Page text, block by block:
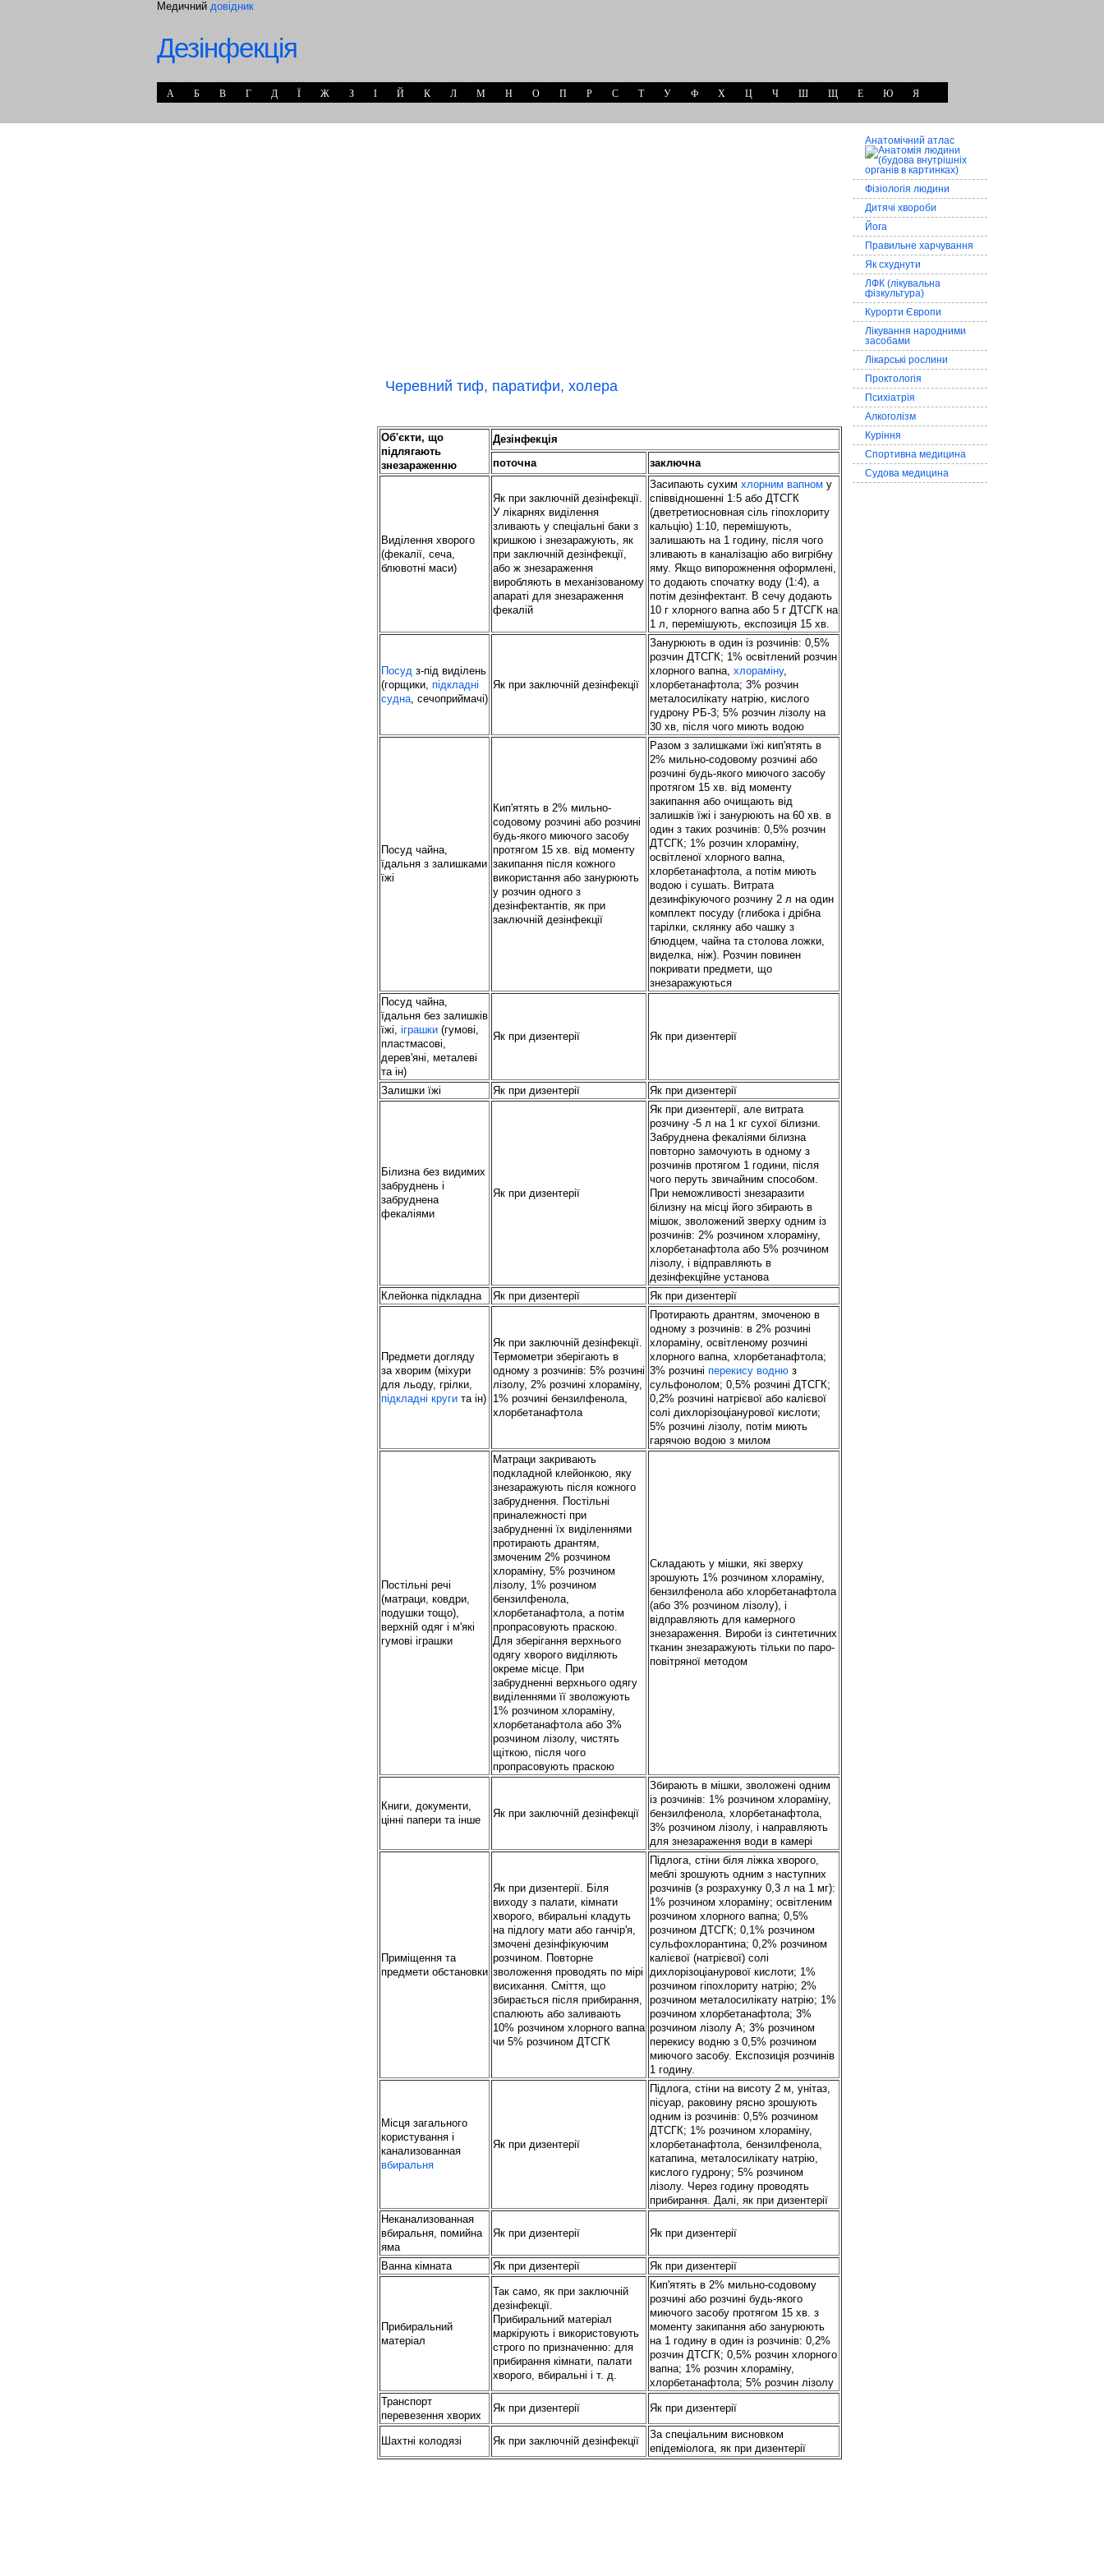
Медичнийдовідник
Дезінфекція
А Б В Г Д Ї Ж З І Й К Л М Н О П Р С Т У Ф Х Ц Ч Ш Щ Е Ю Я
Черевний тиф, паратифи, холера
Об'єкти, що
підлягають
знезараженню
Дезінфекція
поточна
заключна
Виділення хворого
(фекалії, сеча,
блювотні маси)
Як при заключній дезінфекції.
У лікарнях виділення
зливають у спеціальні баки з
кришкою і знезаражують, як
при заключній дезінфекції,
або ж знезараження
виробляють в механізованому
апараті для знезараження
фекалій
Засипають сухим хлорним вапном у
співвідношенні 1:5 або ДТСГК
(дветретиосновная сіль гіпохлориту
кальцію) 1:10, перемішують,
залишають на 1 годину, після чого
зливають в каналізацію або вигрібну
яму. Якщо випорожнення оформлені,
то додають спочатку воду (1:4), а
потім дезінфектант. В сечу додають
10 г хлорного вапна або 5 г ДТСГК на
1 л, перемішують, експозиція 15 хв.
Посуд з-під виділень
(горщики, підкладні
судна, сечоприймачі)
Як при заключній дезінфекції
Занурюють в один із розчинів: 0,5%
розчин ДТСГК; 1% освітлений розчин
хлорного вапна, хлораміну,
хлорбетанафтола; 3% розчин
металосилікату натрію, кислого
гудрону РБ-3; 5% розчин лізолу на
30 хв, після чого миють водою
Посуд чайна,
їдальня з залишками
їжі
Кип'ятять в 2% мильно-
содовому розчині або розчині
будь-якого миючого засобу
протягом 15 хв. від моменту
закипання після кожного
використання або занурюють
у розчин одного з
дезінфектантів, як при
заключній дезінфекції
Разом з залишками їжі кип'ятять в
2% мильно-содовому розчині або
розчині будь-якого миючого засобу
протягом 15 хв. від моменту
закипання або очищають від
залишків їжі і занурюють на 60 хв. в
один з таких розчинів: 0,5% розчин
ДТСГК; 1% розчин хлораміну,
освітленої хлорного вапна,
хлорбетанафтола, а потім миють
водою і сушать. Витрата
дезинфікуючого розчину 2 л на один
комплект посуду (глибока і дрібна
тарілки, склянку або чашку з
блюдцем, чайна та столова ложки,
виделка, ніж). Розчин повинен
покривати предмети, що
знезаражуються
Посуд чайна,
їдальня без залишків
їжі, іграшки (гумові,
пластмасові,
дерев'яні, металеві
та ін)
Як при дизентерії Як при дизентерії
Залишки їжі Як при дизентерії Як при дизентерії
Білизна без видимих
забруднень і
забруднена
фекаліями
Як при дизентерії
Як при дизентерії, але витрата
розчину -5 л на 1 кг сухої білизни.
Забруднена фекаліями білизна
повторно замочують в одному з
розчинів протягом 1 години, після
чого перуть звичайним способом.
При неможливості знезаразити
білизну на місці його збирають в
мішок, зволожений зверху одним із
розчинів: 2% розчином хлораміну,
хлорбетанафтола або 5% розчином
лізолу, і відправляють в
дезінфекційне установа
Клейонка підкладна
Як при дизентерії Як при дизентерії
Предмети догляду
за хворим (міхури
для льоду, грілки,
підкладні круги та ін)
Як при заключній дезінфекції.
Термометри зберігають в
одному з розчинів: 5% розчині
лізолу, 2% розчині хлораміну,
1% розчині бензилфенола,
хлорбетанафтола
Протирають дрантям, змоченою в
одному з розчинів: в 2% розчині
хлораміну, освітленому розчині
хлорного вапна, хлорбетанафтола;
3% розчині перекису водню з
сульфонолом; 0,5% розчині ДТСГК;
0,2% розчині натрієвої або калієвої
солі дихлорізоціанурової кислоти;
5% розчині лізолу, потім миють
гарячою водою з милом
Постільні речі
(матраци, ковдри,
подушки тощо),
верхній одяг і м'які
гумові іграшки
Матраци закривають
подкладной клейонкою, яку
знезаражують після кожного
забруднення. Постільні
приналежності при
забрудненні їх виділеннями
протирають дрантям,
змоченим 2% розчином
хлораміну, 5% розчином
лізолу, 1% розчином
бензилфенола,
хлорбетанафтола, а потім
пропрасовують праскою.
Для зберігання верхнього
одягу хворого виділяють
окреме місце. При
забрудненні верхнього одягу
виділеннями її зволожують
1% розчином хлораміну,
хлорбетанафтола або 3%
розчином лізолу, чистять
щіткою, після чого
пропрасовують праскою
Складають у мішки, які зверху
зрошують 1% розчином хлораміну,
бензилфенола або хлорбетанафтола
(або 3% розчином лізолу), і
відправляють для камерного
знезараження. Вироби із синтетичних
тканин знезаражують тільки по паро-
повітряної методом
Книги, документи,
цінні папери та інше
Як при заключній дезінфекції
Збирають в мішки, зволожені одним
із розчинів: 1% розчином хлораміну,
бензилфенола, хлорбетанафтола,
3% розчином лізолу, і направляють
для знезараження води в камері
Приміщення та
предмети обстановки
Як при дизентерії. Біля
виходу з палати, кімнати
хворого, вбиральні кладуть
на підлогу мати або ганчір'я,
змочені дезінфікуючим
розчином. Повторне
зволоження проводять по мірі
висихання. Сміття, що
збирається після прибирання,
спалюють або заливають
10% розчином хлорного вапна
чи 5% розчином ДТСГК
Підлога, стіни біля ліжка хворого,
меблі зрошують одним з наступних
розчинів (з розрахунку 0,3 л на 1 мг):
1% розчином хлораміну; освітленим
розчином хлорного вапна; 0,5%
розчином ДТСГК; 0,1% розчином
сульфохлорантина; 0,2% розчином
калієвої (натрієвої) солі
дихлорізоціанурової кислоти; 1%
розчином гіпохлориту натрію; 2%
розчином металосилікату натрію; 1%
розчином хлорбетанафтола; 3%
розчином лізолу А; 3% розчином
перекису водню з 0,5% розчином
миючого засобу. Експозиція розчинів
1 годину.
Місця загального
користування і
канализованная
вбиральня
Як при дизентерії
Підлога, стіни на висоту 2 м, унітаз,
пісуар, раковину рясно зрошують
одним із розчинів: 0,5% розчином
ДТСГК; 1% розчином хлораміну,
хлорбетанафтола, бензилфенола,
катапина, металосилікату натрію,
кислого гудрону; 5% розчином
лізолу. Через годину проводять
прибирання. Далі, як при дизентерії
Неканализованная
вбиральня, помийна
яма
Як при дизентерії Як при дизентерії
Ванна кімната Як при дизентерії Як при дизентерії
Прибиральний
матеріал
Так само, як при заключній
дезінфекції.
Прибиральний матеріал
маркірують і використовують
строго по призначенню: для
прибирання кімнати, палати
хворого, вбиральні і т. д.
Кип'ятять в 2% мильно-содовому
розчині або розчині будь-якого
миючого засобу протягом 15 хв. з
моменту закипання або занурюють
на 1 годину в один із розчинів: 0,2%
розчин ДТСГК; 0,5% розчин хлорного
вапна; 1% розчин хлораміну,
хлорбетанафтола; 5% розчин лізолу
Транспорт
перевезення хворих
Як при дизентерії Як при дизентерії
Шахтні колодязі Як при заключній дезінфекції
За спеціальним висновком
епідеміолога, як при дизентерії
Анатомічний атлас
Фізіологія людини
Дитячі хвороби
Йога
Правильне харчування
Як схуднути
ЛФК (лікувальна
фізкультура)
Курорти Європи
Лікування народними
засобами
Лікарські рослини
Проктологія
Психіатрія
Алкоголізм
Куріння
Спортивна медицина
Судова медицина